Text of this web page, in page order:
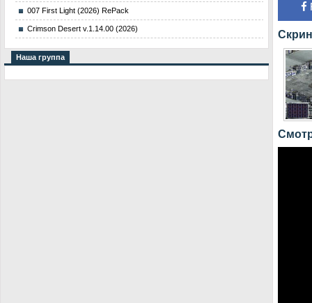
007 First Light (2026) RePack
Crimson Desert v.1.14.00 (2026)
Наша группа